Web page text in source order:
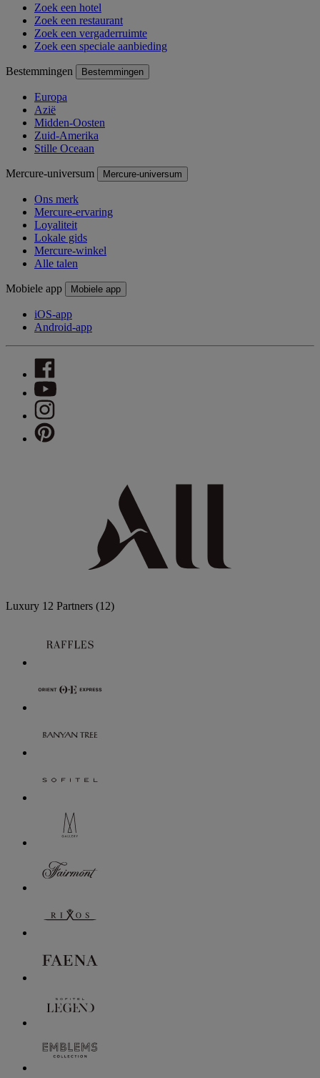
Zoek een hotel
Zoek een restaurant
Zoek een vergaderruimte
Zoek een speciale aanbieding
Bestemmingen Bestemmingen
Europa
Azië
Midden-Oosten
Zuid-Amerika
Stille Oceaan
Mercure-universum Mercure-universum
Ons merk
Mercure-ervaring
Loyaliteit
Lokale gids
Mercure-winkel
Alle talen
Mobiele app Mobiele app
iOS-app
Android-app
Luxury 12 Partners (12)